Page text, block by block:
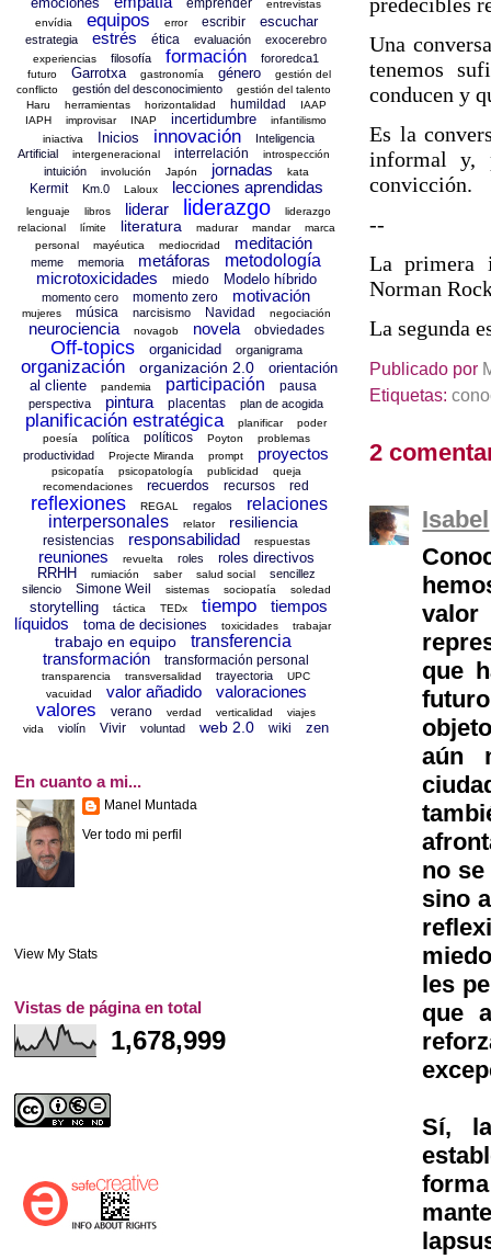
Una
tenemos
conducen y
Es la
informal y,
convicción.
--
La primera
Norman
La segunda
Publicado por
Etiquetas:
2
Isabel
que
aún
no
sino
les
que
Sí,
emprender
entrevistas
envídia
equipos error escribir escuchar
estrategia estrés ética evaluación exocerebro
experiencias filosofía formación fororedca1
futuro Garrotxa gastronomía género
gestión del
conflicto
gestión del desconocimiento
gestión del talento
Haru
herramientas horizontalidad humildad
IAAP
IAPH
improvisar INAP incertidumbre
infantilismo
iniactiva
Inicios innovación
Inteligencia
Artificial
intergeneracional interrelación introspección
intuición involución Japón jornadas kata
Kermit Km.0 Laloux lecciones aprendidas
lenguaje libros liderar liderazgo
liderazgo
relacional
límite literatura madurar mandar
marca
personal
mayéutica mediocridad meditación
meme memoria metáforas
metodología
microtoxicidades
miedo Modelo híbrido
momento cero momento zero motivación
mujeres música narcisismo Navidad negociación
neurociencia novagob novela obviedades
Off-topics organicidad organigrama
organización organización 2.0
orientación
al cliente
pandemia participación pausa
perspectiva pintura placentas plan de acogida
planificación estratégica planificar
poder
poesía
política políticos Poyton problemas
productividad Projecte Miranda prompt proyectos
psicopatía psicopatología publicidad
queja
recomendaciones
recuerdos recursos red
reflexiones REGAL regalos
relaciones
interpersonales
relator resiliencia
resistencias responsabilidad respuestas
reuniones revuelta roles
roles directivos
RRHH
rumiación saber salud social
sencillez
silencio
Simone Weil sistemas sociopatía soledad
storytelling táctica TEDx tiempo
tiempos
líquidos
toma de decisiones toxicidades trabajar
trabajo en equipo
transferencia
transformación
transformación personal
transparencia transversalidad trayectoria
UPC
vacuidad
valor añadido valoraciones
valores verano verdad verticalidad
viajes
vida
violín Vivir voluntad web 2.0 wiki zen
En cuanto a mi...
Manel Muntada
Ver todo mi perfil
View My Stats
Vistas de página en total
1,678,999